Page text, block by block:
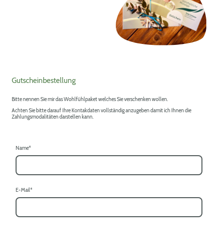
Gutscheinbestellung
Bitte nennen Sie mir das Wohlfühlpaket welches Sie verschenken wollen.
Achten Sie bitte darauf Ihre Kontakdaten vollständig anzugeben damit ich Ihnen die
Zahlungsmodalitäten darstellen kann.
Name*
E-Mail*